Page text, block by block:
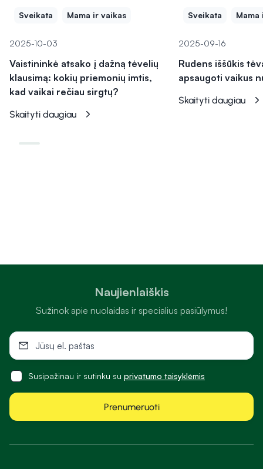
Sveikata Mama ir vaikas
2025-10-03
Vaistininkė atsako į dažną tėvelių
klausimą: kokių priemonių imtis,
kad vaikai rečiau sirgtų?
Skaityti daugiau
Sveikata Mama
2025-09-16
Rudens iššūkis
apsaugoti vaikus
Skaityti daugiau
Naujienlaiškis
Sužinok apie nuolaidas ir specialius pasiūlymus!
Susipažinau ir sutinku su privatumo taisyklėmis
Prenumeruoti